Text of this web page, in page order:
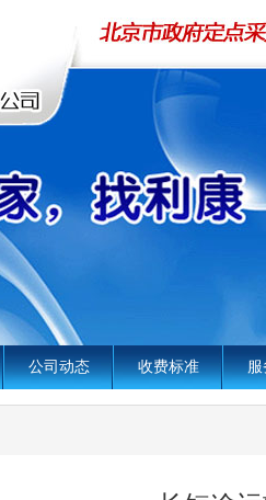
公司动态 收费标准 服